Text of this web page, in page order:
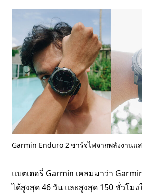
Garmin Enduro 2 ชาร์จไฟจากพลังงานแ
แบตเตอรี่ Garmin เคลมมาว่า
ได้สูงสุด 46 วัน และสูงสุด 150 ชั่วโม